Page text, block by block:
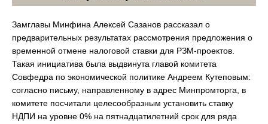
Замглавы Минфина Алексей Сазанов рассказал о
предварительных результатах рассмотрения предложения о
временной отмене налоговой ставки для РЗМ-проектов.
Такая инициатива была выдвинута главой комитета
Совфедра по экономической политике Андреем Кутеповым:
согласно письму, направленному в адрес Минпромторга, в
комитете посчитали целесообразным установить ставку
НДПИ на уровне 0% на пятнадцатилетний срок для ряда